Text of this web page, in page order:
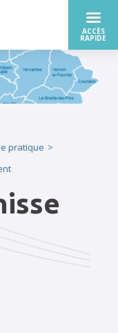
pratique